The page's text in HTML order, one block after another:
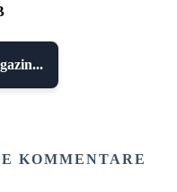
KOMMENTARE